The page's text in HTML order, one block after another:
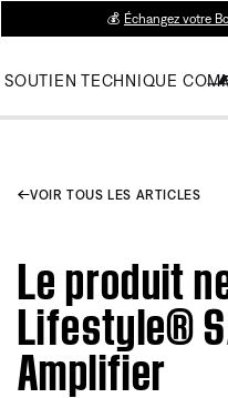
💰 Échangez votre
SOUTIEN TECHNIQUE
VOIR TOUS LES ARTICLES
Le produit
Lifestyle®
Amplifier